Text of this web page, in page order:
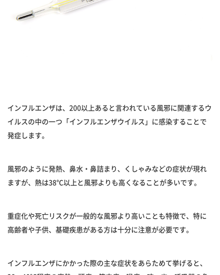
インフルエンザは、200以上あると言われている風邪に関連するウ
イルスの中の一つ「インフルエンザウイルス」に感染することで
発症します。
風邪のように発熱、鼻水・鼻詰まり、くしゃみなどの症状が現れ
ますが、熱は38℃以上と風邪よりも高くなることが多いです。
重症化や死亡リスクが一般的な風邪より高いことも特徴で、特に
高齢者や子供、基礎疾患がある方は十分に注意が必要です。
インフルエンザにかかった際の主な症状をあらためて挙げると、